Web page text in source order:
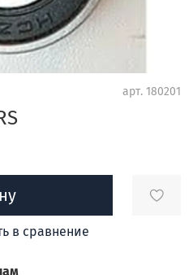
арт. 180201
в сравнение